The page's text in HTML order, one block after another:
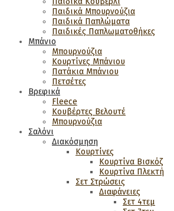
Παιδικά Μπουρνούζια
Παιδικά Παπλώματα
Παιδικές Παπλωματοθήκες
Μπάνιο
Μπουρνούζια
Κουρτίνες Μπάνιου
Πατάκια Μπάνιου
Πετσέτες
Βρεφικά
Fleece
Κουβέρτες Βελουτέ
Μπουρνούζια
Σαλόνι
Διακόσμηση
Κουρτίνες
Κουρτίνα Βισκόζ
Κουρτίνα Πλεκτή
Σετ Στρώσεις
Διαφάνειες
Σετ 4τεμ